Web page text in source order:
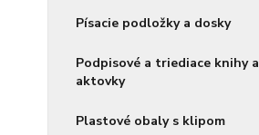
Písacie podložky a dosky
Podpisové a triediace knihy a
aktovky
Plastové obaly s klipom